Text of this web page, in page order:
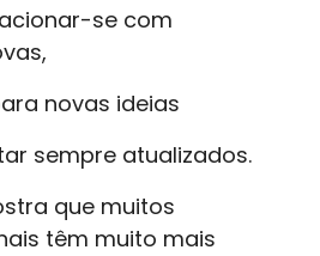
se com
novas ideias
sempre atualizados.
que muitos
têm muito mais